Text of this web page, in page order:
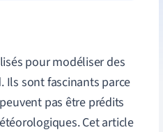
pour modéliser des
sont fascinants parce
pas être prédits
Cet article